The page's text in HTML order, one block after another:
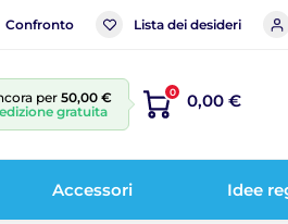
Confronto Lista dei desideri
per50,00 €
gratuita
0 0,00 €
Accessori Idee